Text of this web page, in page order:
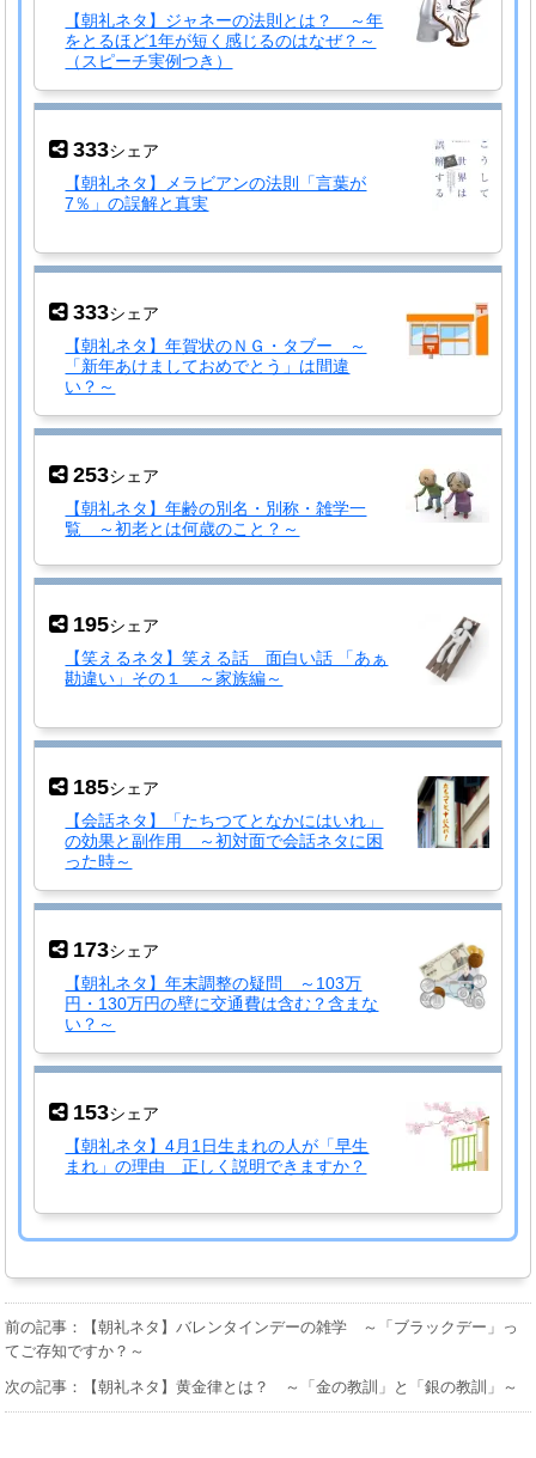
【朝礼ネタ】ジャネーの法則とは？ ～年
をとるほど1年が短く感じるのはなぜ？～
（スピーチ実例つき）
333シェア
【朝礼ネタ】メラビアンの法則「言葉が
7％」の誤解と真実
333シェア
【朝礼ネタ】年賀状のＮＧ・タブー ～
「新年あけましておめでとう」は間違
い？～
253シェア
【朝礼ネタ】年齢の別名・別称・雑学一
覧 ～初老とは何歳のこと？～
195シェア
【笑えるネタ】笑える話 面白い話 「あぁ
勘違い」その１ ～家族編～
185シェア
【会話ネタ】「たちつてとなかにはいれ」
の効果と副作用 ～初対面で会話ネタに困
った時～
173シェア
【朝礼ネタ】年末調整の疑問 ～103万
円・130万円の壁に交通費は含む？含まな
い？～
153シェア
【朝礼ネタ】4月1日生まれの人が「早生
まれ」の理由 正しく説明できますか？
前の記事：【朝礼ネタ】バレンタインデーの雑学 ～「ブラックデー」っ
てご存知ですか？～
次の記事：【朝礼ネタ】黄金律とは？ ～「金の教訓」と「銀の教訓」～